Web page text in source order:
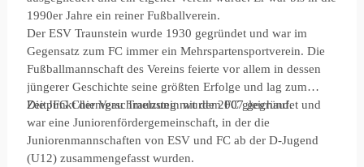
1990er Jahre ein reiner Fußballverein.
Der ESV Traunstein wurde 1930 gegründet und war im
Gegensatz zum FC immer ein Mehrspartensportverein. Die
Fußballmannschaft des Vereins feierte vor allem in dessen
jüngerer Geschichte seine größten Erfolge und lag zum
Zeitpunkt der Verschmelzung mit dem FC gleichauf.
Die JFG Chiemgau Traunstein wurde 2007 gegründet und
war eine Juniorenfördergemeinschaft, in der die
Juniorenmannschaften von ESV und FC ab der D-Jugend
(U12) zusammengefasst wurden.